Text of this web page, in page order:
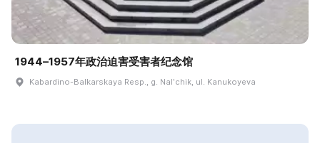
1944–1957年政治迫害受害者纪念馆
Kabardino-Balkarskaya Resp., g. Nalʹchik, ul. Kanukoyeva